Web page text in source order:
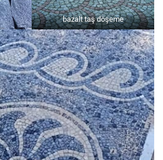
bazalt taş döşeme